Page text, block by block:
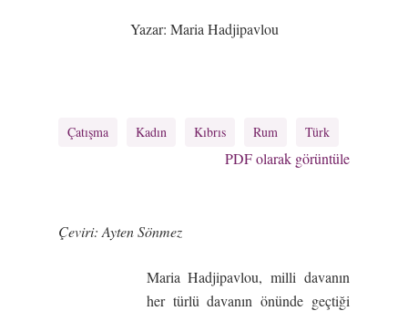
Yazar: Maria Hadjipavlou
Çatışma Kadın Kıbrıs Rum Türk
PDF olarak görüntüle
Çeviri: Ayten Sönmez
Maria Hadjipavlou, milli davanın
her türlü davanın önünde geçtiği